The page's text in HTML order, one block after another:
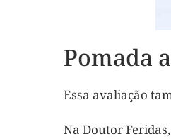
Pomada
Essa avaliação
Na Doutor